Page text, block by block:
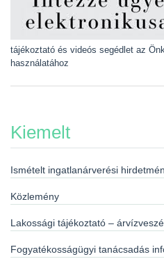
tájékoztató és videós segédlet az
használatához
Kiemelt
Ismételt ingatlanárverési
Közlemény
Lakossági tájékoztató –
Fogyatékosságügyi tanácsadás